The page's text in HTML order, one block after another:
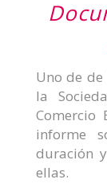
Uno de de
la
Comercio
informe
duración
ellas.